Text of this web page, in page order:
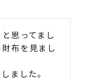
思ってまし
布を見まし
ました。